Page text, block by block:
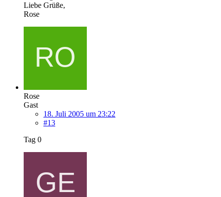
Liebe Grüße,
Rose
Rose
Gast
18. Juli 2005 um 23:22
#13
Tag 0